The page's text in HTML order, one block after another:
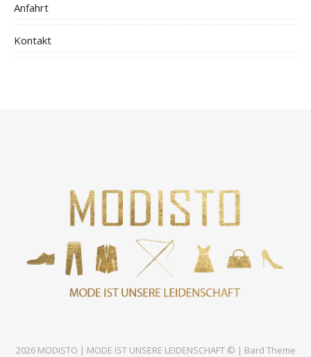
Anfahrt
Kontakt
2026 MODISTO | MODE IST UNSERE LEIDENSCHAFT © | Bard Theme